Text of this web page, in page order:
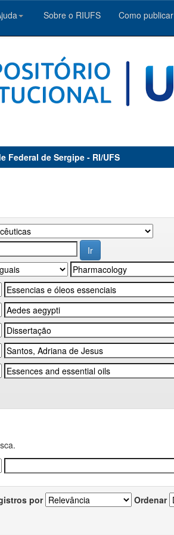
Sobre o RIUFS Como publicar
de Sergipe - RI/UFS
por Ordenar